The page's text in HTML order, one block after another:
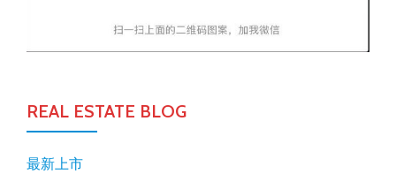
REAL ESTATE BLOG
最新上市